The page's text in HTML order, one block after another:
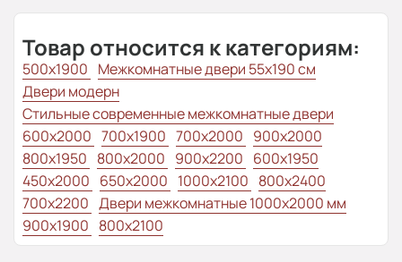
Товар относится к категориям:
500x1900 Межкомнатные двери 55х190 см
Двери модерн
Стильные современные межкомнатные двери
600x2000 700x1900 700x2000 900x2000
800х1950 800x2000 900x2200 600x1950
450x2000 650x2000 1000x2100 800x2400
700x2200 Двери межкомнатные 1000х2000 мм
900x1900 800x2100